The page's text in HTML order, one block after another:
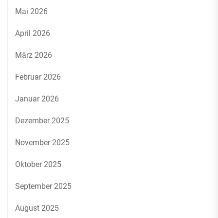
Mai 2026
April 2026
März 2026
Februar 2026
Januar 2026
Dezember 2025
November 2025
Oktober 2025
September 2025
August 2025